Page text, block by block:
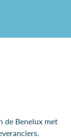
de Benelux met